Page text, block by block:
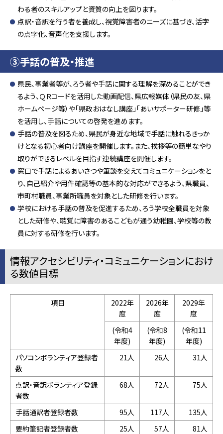
わる者のスキルアップと資質の向上を図ります。
点訳・音訳を行う者を養成し、視覚障害者のニーズに基づき、活字
の点字化、音声化を支援します。
③手話の普及・推進
県民、事業者等が、ろう者や手話に関する理解を深めることができ
るよう、ＱＲコードを活用した動画配信、県広報媒体（県民の友、県
ホームページ等）や「県政おはなし講座」「あいサポーター研修」等
を活用し、手話についての啓発を進めます。
手話の普及を図るため、県民が身近な地域で手話に触れるきっか
けとなる初心者向け講座を開催します。また、挨拶等の簡単なやり
取りができるレベルを目指す連続講座を開催します。
窓口で手話によるあいさつや筆談を交えてコミュニケーションをと
り、自己紹介や用件確認等の基本的な対応ができるよう、県職員、
市町村職員、事業所職員を対象とした研修を行います。
学校における手話の普及を促進するため、ろう学校全職員を対象
とした研修や、聴覚に障害のあるこどもが通う幼稚園、学校等の教
員に対する研修を行います。
情報アクセシビリティ・コミュニケーションにおけ
る数値目標
項目
2022年
度
2026年
度
2029年
度
(令和4
年度)
(令和8
年度)
(令和11
年度)
パソコンボランティア登録者
数
21人 26人 31人
点訳・音訳ボランティア登録
者数
68人 72人 75人
手話通訳者登録者数 95人 117人
135人
要約筆記者登録者数
25人 57人
81人